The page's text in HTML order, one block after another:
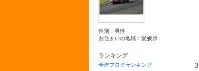
性別： 男性
お住まいの地域： 愛媛県
ランキング
全体ブログランキング